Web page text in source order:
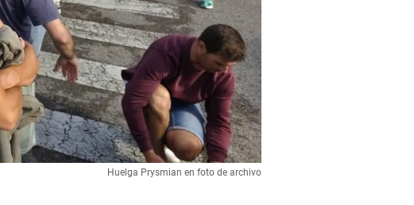
Huelga Prysmian en foto de archivo